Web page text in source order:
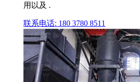
用以及 .
联系电话: 180 3780 8511